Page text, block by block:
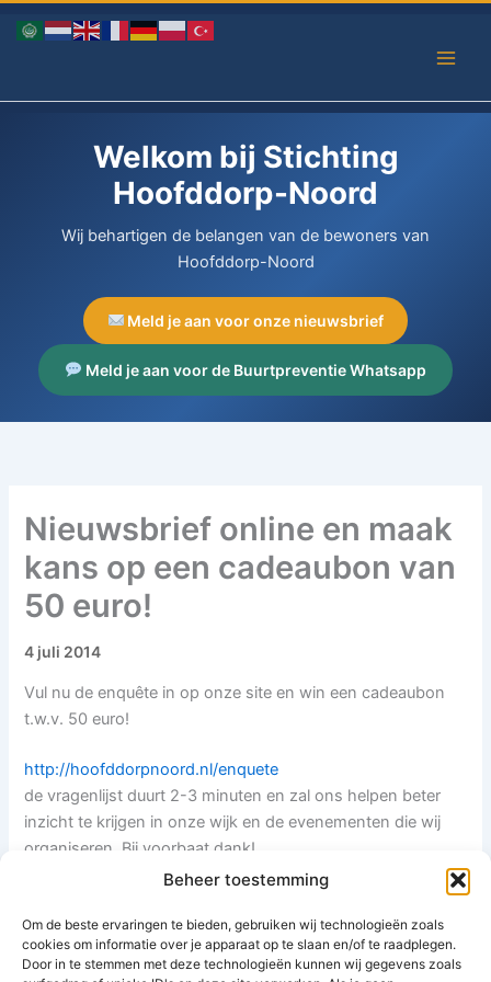
Beheer toestemming
Om de beste ervaringen te bieden, gebruiken wij technologieën zoals
cookies om informatie over je apparaat op te slaan en/of te raadplegen.
Door in te stemmen met deze technologieën kunnen wij gegevens zoals
naar
Welkom bij Stichting
Hoofddorp-Noord
Wij behartigen de belangen van de bewoners van
Hoofddorp-Noord
Meld je aan voor onze nieuwsbrief
Meld je aan voor de Buurtpreventie Whatsapp
Nieuwsbrief online en maak
kans op een cadeaubon van
50 euro!
4 juli 2014
Vul nu de enquête in op onze site en win een cadeaubon
t.w.v. 50 euro!
http://hoofddorpnoord.nl/enquete
de vragenlijst duurt 2-3 minuten en zal ons helpen beter
inzicht te krijgen in onze wijk en de evenementen die wij
organiseren. Bij voorbaat dank!
ophttp://hoofddorpnoord.nl/nieuwsbriefen zal binnenkort
worden rondgebracht.